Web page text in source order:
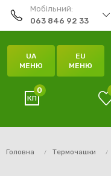
Мобільний:
063 846 92 33
UA
МЕНЮ
EU
МЕНЮ
0
Головна Термочашки